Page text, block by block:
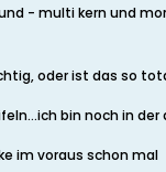
- multi kern und
oder ist das so
bin noch in
im voraus schon mal